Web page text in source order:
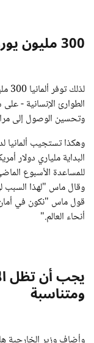
300 مليون يورو لحالات الطوارئ الإنسانية
الطوارئ الإنسانية -
وتحسين الوصول إلى
وهكذا تستجيب ألمانيا
البداية ملياري دولار
وقال ماس "لهذا السبب
قول ماس "نكون في
أنحاء العالم."
يجب أن تظل
ومتناسبة